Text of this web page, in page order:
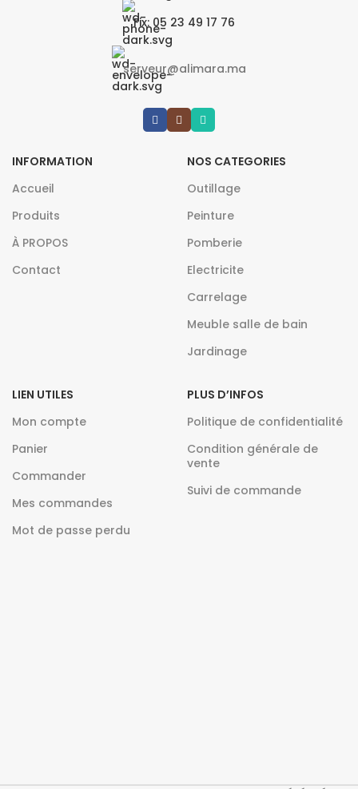
Fix: 05 23 49 17 76
serveur@alimara.ma
INFORMATION
Accueil
Produits
À PROPOS
Contact
NOS CATEGORIES
Outillage
Peinture
Pomberie
Electricite
Carrelage
Meuble salle de bain
Jardinage
LIEN UTILES
Mon compte
Panier
Commander
Mes commandes
Mot de passe perdu
PLUS D’INFOS
Politique de confidentialité
Condition générale de
vente
Suivi de commande